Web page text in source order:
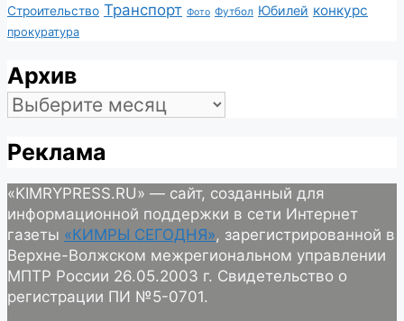
Строительство Транспорт Фото Футбол Юбилей конкурс
прокуратура
Архив
Архив
Реклама
«KIMRYPRESS.RU» — сайт, созданный для
информационной поддержки в сети Интернет
газеты «КИМРЫ СЕГОДНЯ», зарегистрированной в
Верхне-Волжском межрегиональном управлении
МПТР России 26.05.2003 г. Свидетельство о
регистрации ПИ №5-0701.